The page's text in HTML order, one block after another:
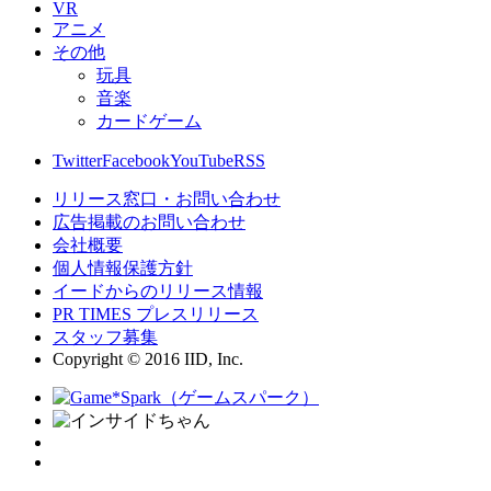
VR
アニメ
その他
玩具
音楽
カードゲーム
TwitterFacebookYouTubeRSS
リリース窓口・お問い合わせ
広告掲載のお問い合わせ
会社概要
個人情報保護方針
イードからのリリース情報
PR TIMES プレスリリース
スタッフ募集
Copyright © 2016 IID, Inc.